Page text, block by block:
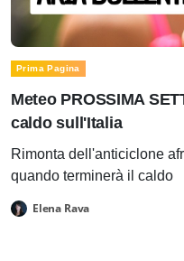
Prima Pagina
Meteo PROSSIMA
caldo sull'Italia
Rimonta dell'anticiclone
quando terminerà il caldo
Elena Rava